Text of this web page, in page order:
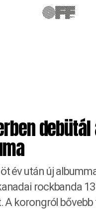
debütál
év után új
rockbanda
A korongról